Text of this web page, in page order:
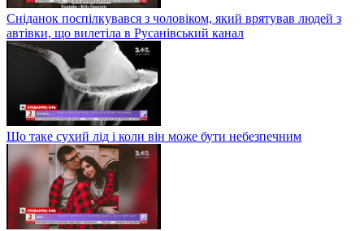
Сніданок поспілкувався з чоловіком, який врятував людей з
автівки, що вилетіла в Русанівський канал
Що таке сухий лід і коли він може бути небезпечним